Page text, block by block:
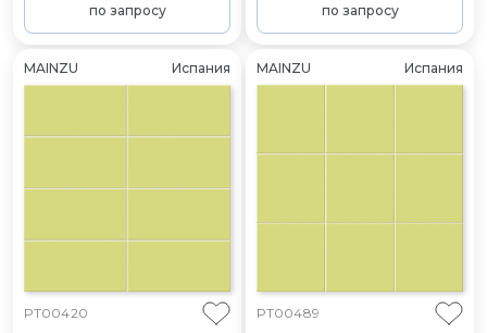
по запросу по запросу
MAINZU Испания
PT00420
MAINZU Испания
PT00489